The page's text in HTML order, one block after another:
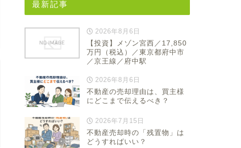
最新記事
2026年8月6日
【投資】メゾン宮西／17,850
万円（税込）／東京都府中市
／京王線／府中駅
2026年8月6日
不動産の売却理由は、買主様
にどこまで伝えるべき？
2026年7月15日
不動産売却時の「残置物」は
どうすればいい？